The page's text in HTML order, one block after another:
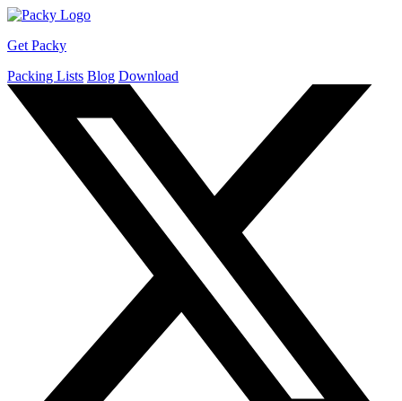
Get Packy
Packing Lists Blog Download